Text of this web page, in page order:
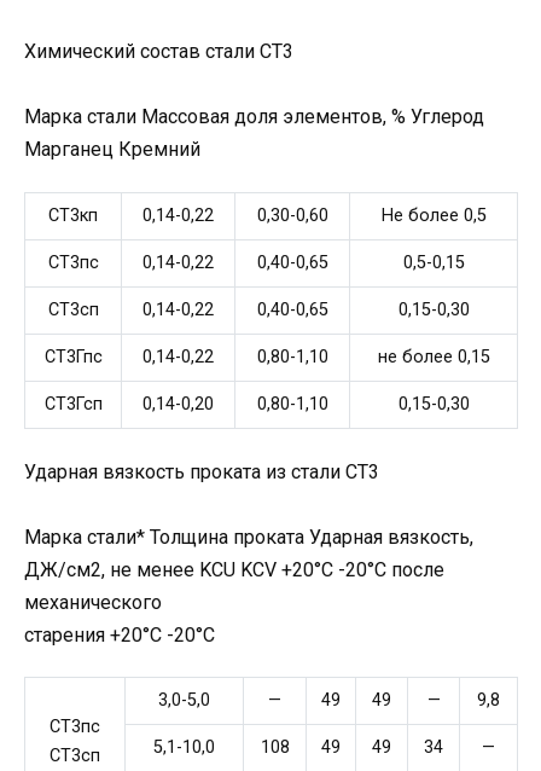
Химический состав стали СТ3
Марка стали Массовая доля элементов, % Углерод
Марганец Кремний
СТ3кп 0,14-0,22 0,30-0,60 Не более 0,5
СТ3пс 0,14-0,22 0,40-0,65 0,5-0,15
СТ3сп 0,14-0,22 0,40-0,65 0,15-0,30
СТ3Гпс 0,14-0,22 0,80-1,10 не более 0,15
СТ3Гсп 0,14-0,20 0,80-1,10 0,15-0,30
Ударная вязкость проката из стали СТ3
Марка стали* Толщина проката Ударная вязкость,
ДЖ/см2, не менее KCU KCV +20°С -20°С после
механического
старения +20°С -20°С
СТ3пс
СТ3сп
3,0-5,0 — 49 49 — 9,8
5,1-10,0 108 49 49 34 —